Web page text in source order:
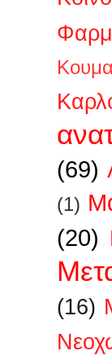
(69)
(1)
(20)
(16)